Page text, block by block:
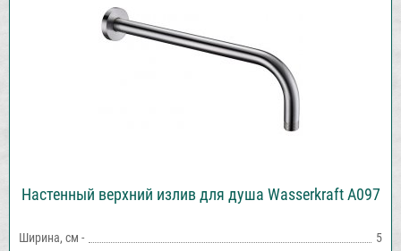
Настенный верхний излив для душа Wasserkraft A097
Ширина, см - 5